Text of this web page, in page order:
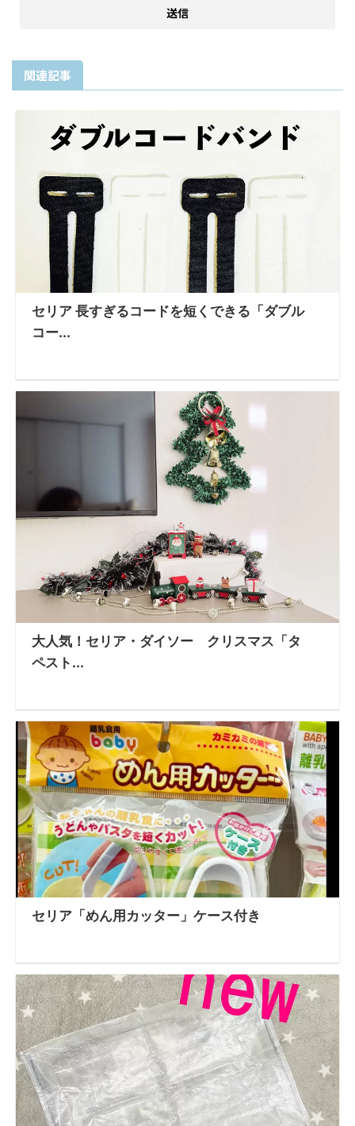
関連記事
セリア 長すぎるコードを短くできる「ダブル
コー...
大人気！セリア・ダイソー クリスマス「タ
ペスト...
セリア「めん用カッター」ケース付き